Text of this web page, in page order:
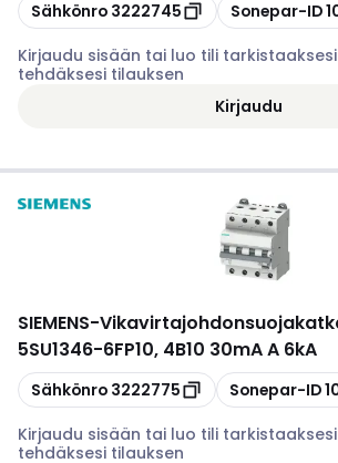
Kopioi
Sähkönro 3222745 Kopioi
Sonepar-ID
Kirjaudu sisään tai luo tili
tehdäksesi tilauksen
Kirjaudu
SIEMENS-
5SU1346-6FP10, 4B10 30mA A 6kA
Kopioi
Sähkönro 3222775 Kopioi
Sonepar-ID
Kirjaudu sisään tai luo tili
tehdäksesi tilauksen